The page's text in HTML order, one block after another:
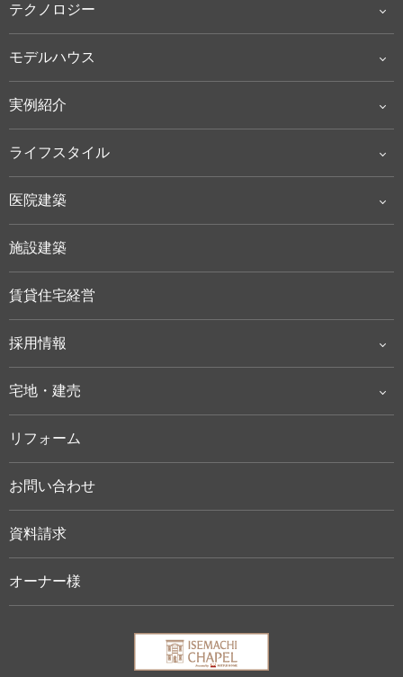
テクノロジー
モデルハウス
実例紹介
ライフスタイル
医院建築
施設建築
賃貸住宅経営
採用情報
宅地・建売
リフォーム
お問い合わせ
資料請求
オーナー様